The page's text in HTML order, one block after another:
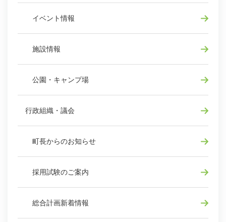
イベント情報
施設情報
公園・キャンプ場
行政組織・議会
町長からのお知らせ
採用試験のご案内
総合計画新着情報